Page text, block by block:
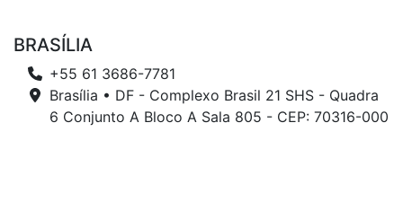
BRASÍLIA
+55 61 3686-7781
Brasília • DF - Complexo Brasil 21 SHS - Quadra
6 Conjunto A Bloco A Sala 805 - CEP: 70316-000